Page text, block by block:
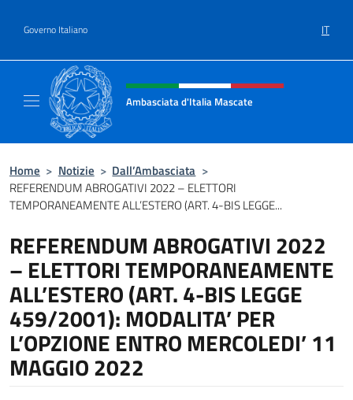
Governo Italiano IT
Intestazione sito, social e menù
Ambasciata d'Italia Mascate
Home > Notizie > Dall’Ambasciata >
REFERENDUM ABROGATIVI 2022 – ELETTORI
TEMPORANEAMENTE ALL’ESTERO (ART. 4-BIS LEGGE...
REFERENDUM ABROGATIVI 2022
– ELETTORI TEMPORANEAMENTE
ALL’ESTERO (ART. 4-BIS LEGGE
459/2001): MODALITA’ PER
L’OPZIONE ENTRO MERCOLEDI’ 11
MAGGIO 2022